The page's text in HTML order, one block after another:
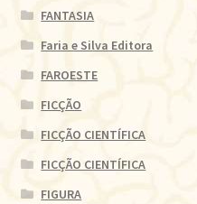
FANTASIA
Faria e Silva Editora
FAROESTE
FICÇÃO
FICÇÃO CIENTÍFICA
FICÇÃO CIENTÍFICA
FIGURA